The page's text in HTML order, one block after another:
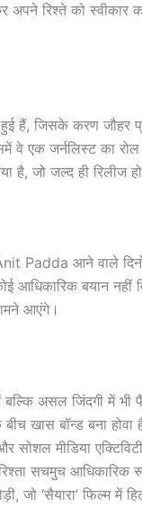
रिश्ते को स्वीकार
हुई हैं, जिसके करण जौहर
एक जर्नलिस्ट का रोल
है, जो जल्द ही रिलीज
Padda आने वाले
आधिकारिक बयान नहीं
आएंगे।
बल्कि असल जिंदगी में
खास बॉन्ड बना होवा
सोशल मीडिया
सचमुच आधिकारिक
‘सैयारा’ फिल्म में